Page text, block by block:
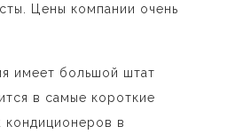
Цены компании очень
имеет большой штат
в самые короткие
в